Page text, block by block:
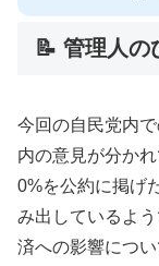
📝 管理人の
今回の自民党内
内の意見が分か
0%を公約に掲げ
み出しているよ
済への影響につ